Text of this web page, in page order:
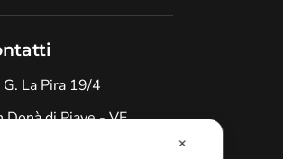
G. La Pira 19/4
Donà di Piave - VE
✕